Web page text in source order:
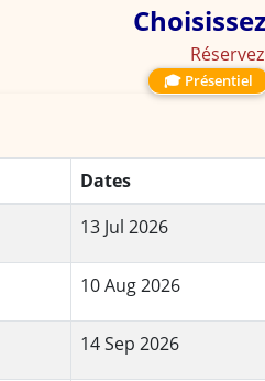
🎓 Présentiel
Dates
13 Jul 2026
10 Aug 2026
14 Sep 2026